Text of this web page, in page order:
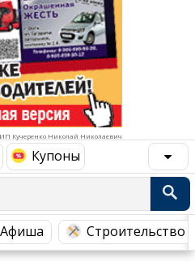
Кучеренко Николай Николаевич
Купоны
Афиша Строительство
Ремонт
Социальные организации
Это интересно
Администрация
Промышленность
Сельское хозяйство
Ветеринария, Зоотовары
Курьерская служба, Службы до...